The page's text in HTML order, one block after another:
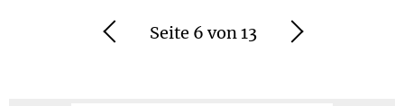
Zurück Seite 6 von 13 Weiter